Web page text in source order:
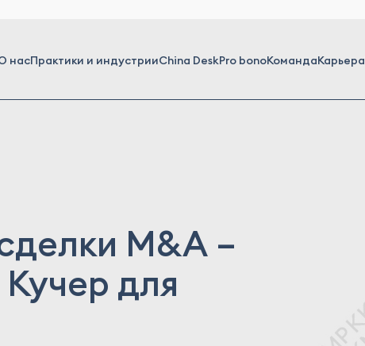
насПрактики и индустрииChina DeskPro bonoКомандаКарьера
M&A –
для